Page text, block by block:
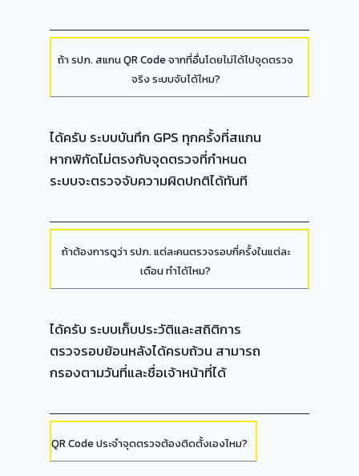
ถ้า รปภ. สแกน QR Code จากที่อื่นโดยไม่ได้ไปจุดตรวจ
จริง ระบบจับได้ไหม?
ได้ครับ ระบบบันทึก GPS ทุกครั้งที่สแกน
หากพิกัดไม่ตรงกับจุดตรวจที่กำหนด
ระบบจะตรวจจับความผิดปกติได้ทันที
ถ้าต้องการดูว่า รปภ. แต่ละคนตรวจรอบกี่ครั้งในแต่ละ
เดือน ทำได้ไหม?
ได้ครับ ระบบเก็บประวัติและสถิติการ
ตรวจรอบย้อนหลังได้ครบถ้วน สามารถ
กรองตามวันที่และชื่อเจ้าหน้าที่ได้
QR Code ประจำจุดตรวจต้องติดตั้งเองไหม?